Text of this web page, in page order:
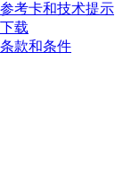
考卡和技术提示
载
款和条件